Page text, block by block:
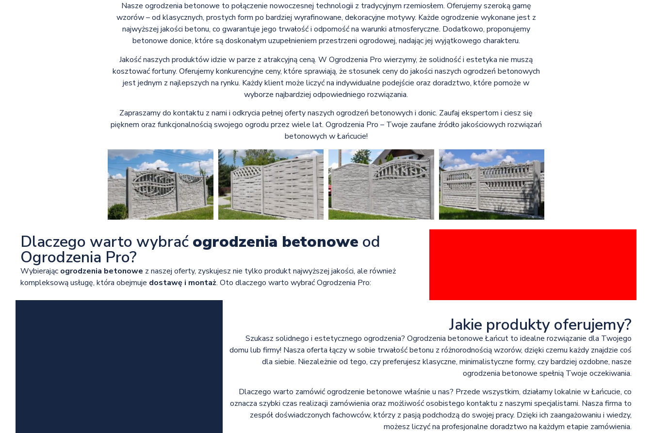
Nasze ogrodzenia betonowe to połączenie nowoczesnej technologii z tradycyjnym rzemiosłem. Oferujemy szeroką gamę
wzorów – od klasycznych, prostych form po bardziej wyrafinowane, dekoracyjne motywy. Każde ogrodzenie wykonane jest z
najwyższej jakości betonu, co gwarantuje jego trwałość i odporność na warunki atmosferyczne. Dodatkowo, proponujemy
betonowe donice, które są doskonałym uzupełnieniem przestrzeni ogrodowej, nadając jej wyjątkowego charakteru.
Jakość naszych produktów idzie w parze z atrakcyjną ceną. W Ogrodzenia Pro wierzymy, że solidność i estetyka nie muszą
kosztować fortuny. Oferujemy konkurencyjne ceny, które sprawiają, że stosunek ceny do jakości naszych ogrodzeń betonowych
jest jednym z najlepszych na rynku. Każdy klient może liczyć na indywidualne podejście oraz doradztwo, które pomoże w
wyborze najbardziej odpowiedniego rozwiązania.
Zapraszamy do kontaktu z nami i odkrycia pełnej oferty naszych ogrodzeń betonowych i donic. Zaufaj ekspertom i ciesz się
pięknem oraz funkcjonalnością swojego ogrodu przez wiele lat. Ogrodzenia Pro – Twoje zaufane źródło jakościowych rozwiązań
betonowych w Łańcucie!
Dlaczego warto wybrać ogrodzenia betonowe od
Ogrodzenia Pro?
Wybierając ogrodzenia betonowe z naszej oferty, zyskujesz nie tylko produkt najwyższej jakości, ale również
kompleksową usługę, która obejmuje dostawę i montaż. Oto dlaczego warto wybrać Ogrodzenia Pro:
Jakie produkty oferujemy?
Szukasz solidnego i estetycznego ogrodzenia? Ogrodzenia betonowe Łańcut to idealne rozwiązanie dla Twojego
domu lub firmy! Nasza oferta łączy w sobie trwałość betonu z różnorodnością wzorów, dzięki czemu każdy znajdzie coś
dla siebie. Niezależnie od tego, czy preferujesz klasyczne, minimalistyczne formy, czy bardziej ozdobne, nasze
ogrodzenia betonowe spełnią Twoje oczekiwania.
Dlaczego warto zamówić ogrodzenie betonowe właśnie u nas? Przede wszystkim, działamy lokalnie w Łańcucie, co
oznacza szybki czas realizacji zamówienia oraz możliwość osobistego kontaktu z naszymi specjalistami. Nasza firma to
zespół doświadczonych fachowców, którzy z pasją podchodzą do swojej pracy. Dzięki ich zaangażowaniu i wiedzy,
możesz liczyć na profesjonalne doradztwo na każdym etapie zamówienia.